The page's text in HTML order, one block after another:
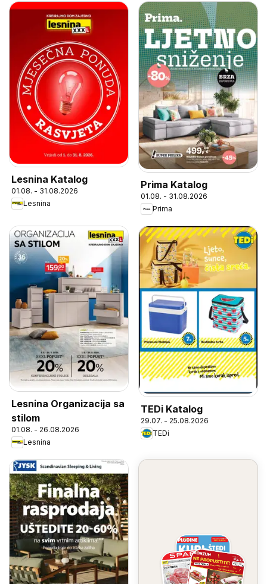
Lesnina Katalog
01.08. - 31.08.2026
Lesnina
Prima Katalog
01.08. - 31.08.2026
Prima
Lesnina Organizacija sa
stilom
01.08. - 26.08.2026
Lesnina
TEDi Katalog
29.07. - 25.08.2026
TEDi